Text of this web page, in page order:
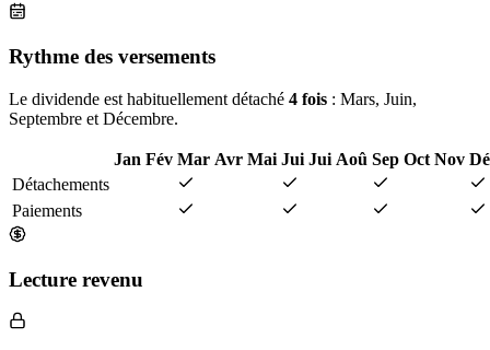
Rythme des versements
Le dividende est habituellement détaché 4 fois : Mars, Juin,
Septembre et Décembre.
Jan Fév Mar Avr Mai Jui Jui Aoû Sep Oct Nov
Détachements
Paiements
Lecture revenu